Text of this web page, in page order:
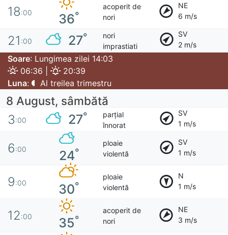
18:00 36°
acoperit de
nori
NE
6 m/s
21 :00 27°
nori
imprastiati
SV
2 m/s
Soare: Lungimea zilei 14:03
06:36 |
20:39
Luna: Al treilea trimestru
8 August, sâmbătă
3:00 27°
parțial
înnorat
SV
1 m/s
6:00 24°
ploaie
violentă
SV
1 m/s
9:00 30°
ploaie
violentă
N
1 m/s
12:00 35°
acoperit de
nori
NE
3 m/s